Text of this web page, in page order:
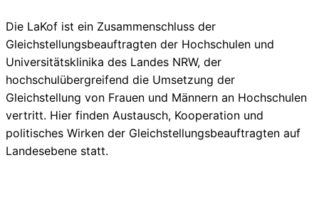
Die LaKof ist ein Zusammenschluss der
Gleichstellungsbeauftragten der Hochschulen und
Universitätsklinika des Landes NRW, der
hochschulübergreifend die Umsetzung der
Gleichstellung von Frauen und Männern an Hochschulen
vertritt. Hier finden Austausch, Kooperation und
politisches Wirken der Gleichstellungsbeauftragten auf
Landesebene statt.